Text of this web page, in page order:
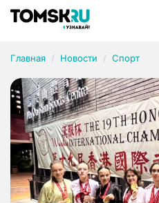
Главная Новости Спорт